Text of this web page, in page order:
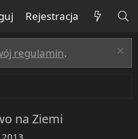
Rejestracja
regulamin.
na Ziemi